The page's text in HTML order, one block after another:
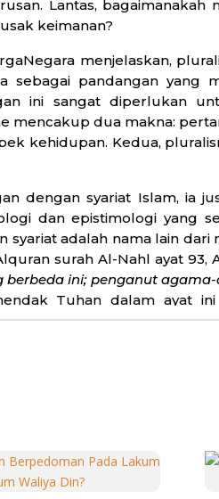
Lantas, bagaimanakah
keimanan?
menjelaskan,
pandangan yang
ini sangat diperlukan
mencakup dua makna:
kehidupan. Kedua,
dengan syariat Islam, ia
dan epistimologi yang
adalah nama lain
surah Al-Nahl ayat 93,
ini; penganut
Tuhan dalam ayat
kelompok, ras,
Demikianlah pemaknaan
pluralisme beragama
dengan pemeluk
ada. Panduan ini